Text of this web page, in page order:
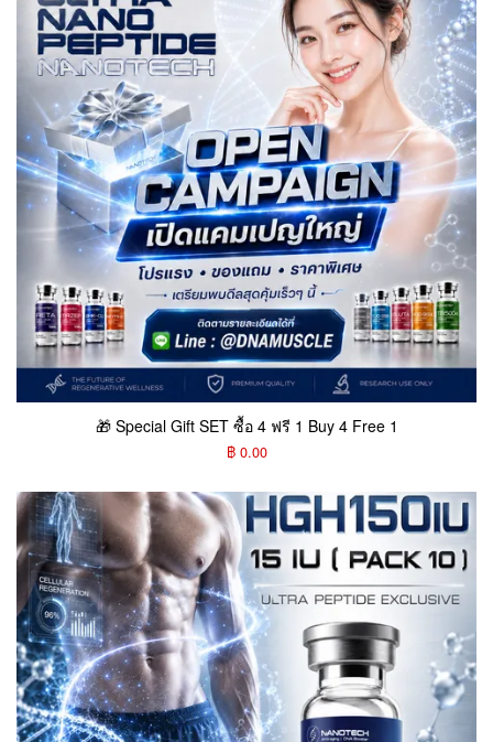
🎁 Special Gift SET ซื้อ 4 ฟรี 1 Buy 4 Free 1
฿ 0.00